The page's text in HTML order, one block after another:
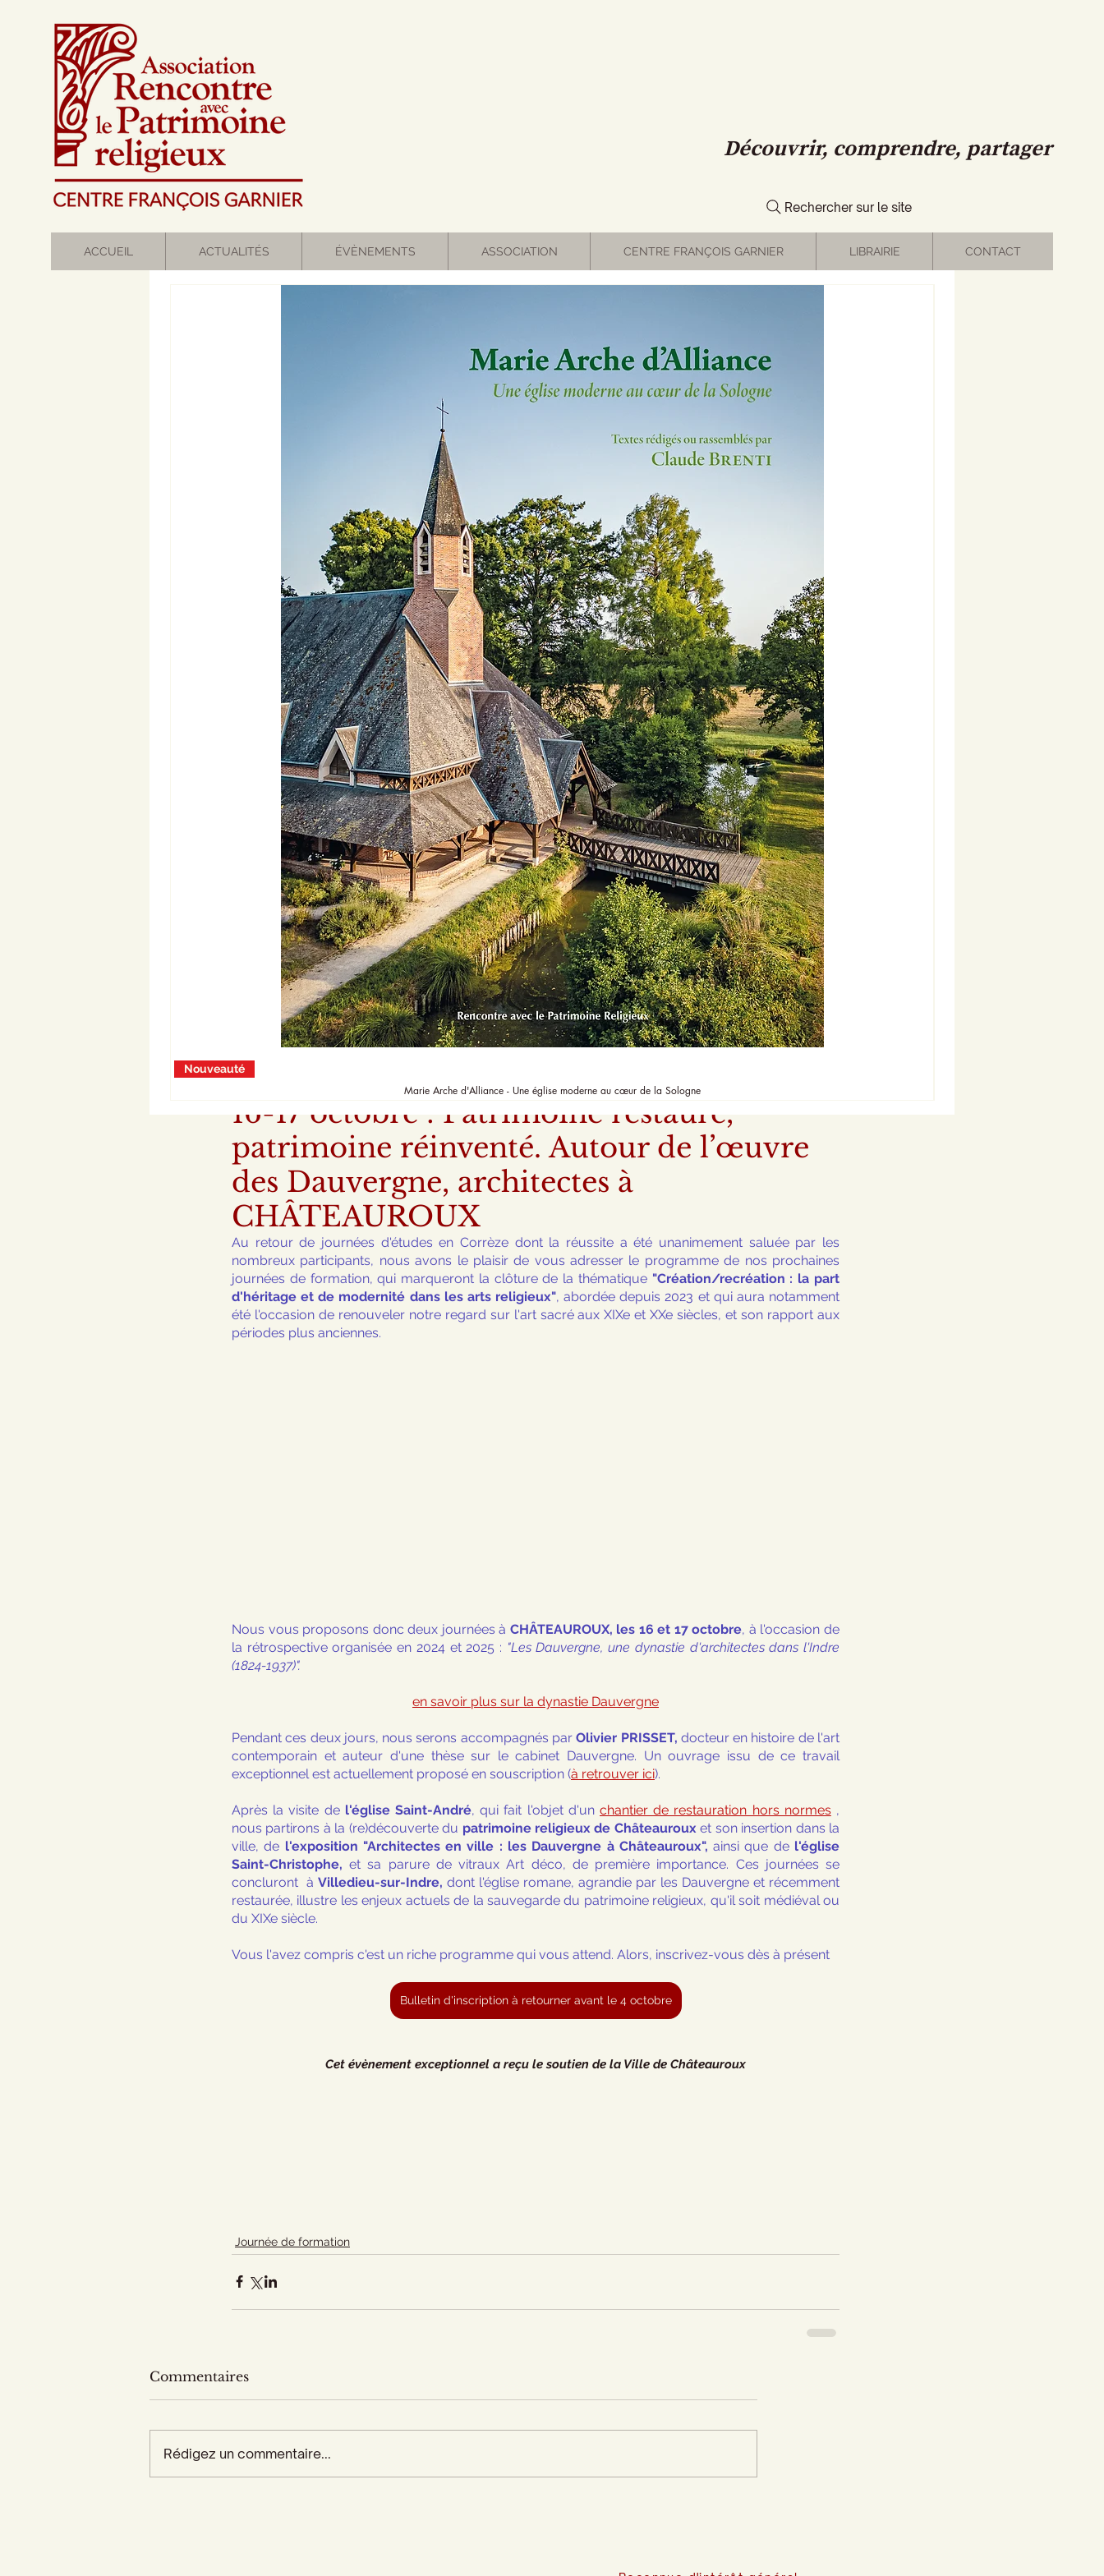
Découvrir, comprendre, partager
Rechercher sur le site
ACCUEIL ACTUALITÉS ÉVÈNEMENTS ASSOCIATION CENTRE FRANÇOIS GARNIER LIBRAIRIE CONTACT
16-17 octobre : Patrimoine restauré,
patrimoine réinventé. Autour de l’œuvre
des Dauvergne, architectes à
CHÂTEAUROUX
Au retour de journées d'études en Corrèze dont la réussite a été unanimement saluée par les
nombreux participants, nous avons le plaisir de vous adresser le programme de nos prochaines
journées de formation, qui marqueront la clôture de la thématique "Création/recréation : la part
d'héritage et de modernité dans les arts religieux", abordée depuis 2023 et qui aura notamment
été l'occasion de renouveler notre regard sur l'art sacré aux XIXe et XXe siècles, et son rapport aux
périodes plus anciennes.
Nous vous proposons donc deux journées à CHÂTEAUROUX, les 16 et 17 octobre, à l'occasion de
la rétrospective organisée en 2024 et 2025 : "Les Dauvergne, une dynastie d'architectes dans l'Indre
(1824-1937)".
en savoir plus sur la dynastie Dauvergne
Pendant ces deux jours, nous serons accompagnés par Olivier PRISSET, docteur en histoire de l'art
contemporain et auteur d'une thèse sur le cabinet Dauvergne. Un ouvrage issu de ce travail
exceptionnel est actuellement proposé en souscription (à retrouver ici).
Après la visite de l'église Saint-André, qui fait l'objet d'un chantier de restauration hors normes ,
nous partirons à la (re)découverte du patrimoine religieux de Châteauroux et son insertion dans la
ville, de l'exposition "Architectes en ville : les Dauvergne à Châteauroux", ainsi que de l'église
Saint-Christophe, et sa parure de vitraux Art déco, de première importance. Ces journées se
concluront  à Villedieu-sur-Indre, dont l'église romane, agrandie par les Dauvergne et récemment
restaurée, illustre les enjeux actuels de la sauvegarde du patrimoine religieux, qu'il soit médiéval ou
du XIXe siècle.
Vous l'avez compris c'est un riche programme qui vous attend. Alors, inscrivez-vous dès à présent
Bulletin d'inscription à retourner avant le 4 octobre
Cet évènement exceptionnel a reçu le soutien de la Ville de Châteauroux
Journée de formation
Commentaires
Rédigez un commentaire...
Nouveauté
Marie Arche d'Alliance - Une église moderne au cœur de la Sologne